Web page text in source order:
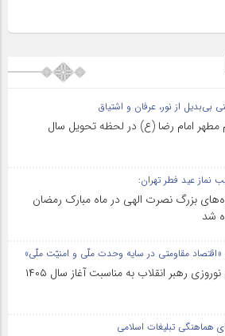
بی‌بدیل از نور، عرفان و اشتیاق
مطهر امام رضا (ع) در لحظه تحویل سال
نماز عید فطر تهران:
بزرگ نصرت الهی در ماه مبارک رمضان
شد
مقاومتی در سایه وحدت ملّی و امنیّت ملّی»
نوروزی رهبر انقلاب به مناسبت آغاز سال ۱۴۰۵
هماهنگی تبلیغات اسلامی